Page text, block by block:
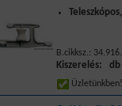
B.cikksz.:
Kiszerelés: db